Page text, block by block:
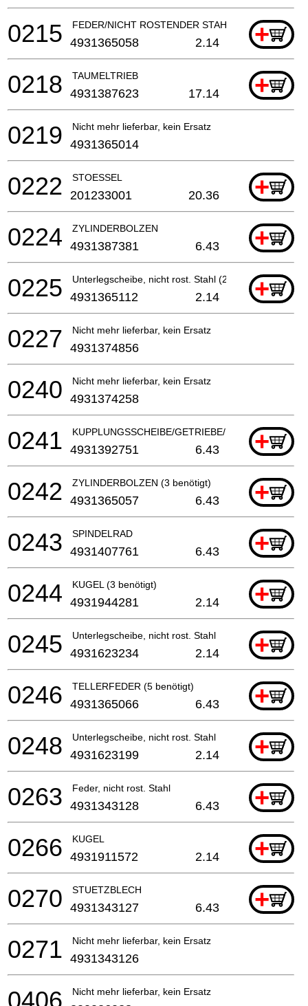
FEDER/NICHT ROSTENDER STAHL +
0215 4931365058 2.14
TAUMELTRIEB +
0218 4931387623 17.14
Nicht mehr lieferbar, kein Ersatz
0219 4931365014
STOESSEL +
0222 201233001 20.36
ZYLINDERBOLZEN +
0224 4931387381 6.43
Unterlegscheibe, nicht rost. Stahl (2 benötigt)
+
0225 4931365112 2.14
Nicht mehr lieferbar, kein Ersatz
0227 4931374856
Nicht mehr lieferbar, kein Ersatz
0240 4931374258
KUPPLUNGSSCHEIBE/GETRIEBE/BOHRHAMMER
+
0241 4931392751 6.43
ZYLINDERBOLZEN (3 benötigt) +
0242 4931365057 6.43
SPINDELRAD +
0243 4931407761 6.43
KUGEL (3 benötigt) +
0244 4931944281 2.14
Unterlegscheibe, nicht rost. Stahl +
0245 4931623234 2.14
TELLERFEDER (5 benötigt) +
0246 4931365066 6.43
Unterlegscheibe, nicht rost. Stahl +
0248 4931623199 2.14
Feder, nicht rost. Stahl +
0263 4931343128 6.43
KUGEL +
0266 4931911572 2.14
STUETZBLECH +
0270 4931343127 6.43
Nicht mehr lieferbar, kein Ersatz
0271 4931343126
Nicht mehr lieferbar, kein Ersatz
0406